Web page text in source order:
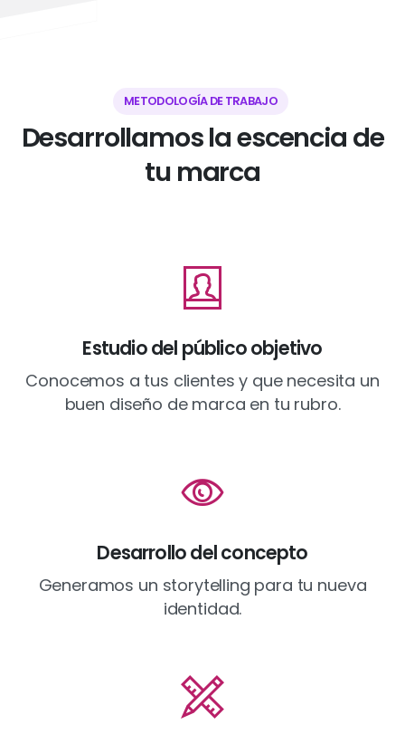
METODOLOGÍA DE TRABAJO
Desarrollamoslaescencia de
tu marca
Estudio del público objetivo
Conocemos a tus clientes y que necesita un
buen diseño de marca en tu rubro.
Desarrollo del concepto
Generamos un storytelling para tu nueva
identidad.